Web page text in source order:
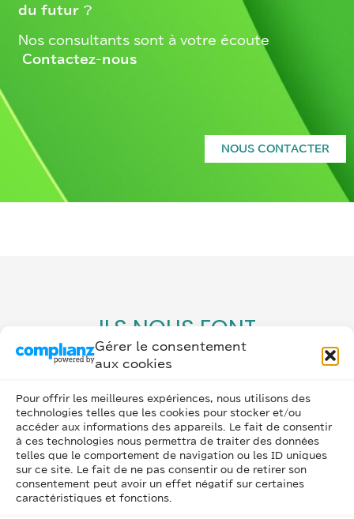
Gérer le consentement
aux cookies
Pour offrir les meilleures expériences, nous utilisons des
technologies telles que les cookies pour stocker et/ou
accéder aux informations des appareils. Le fait de consentir
à ces technologies nous permettra de traiter des données
telles que le comportement de navigation ou les ID uniques
sur ce site. Le fait de ne pas consentir ou de retirer son
consentement peut avoir un effet négatif sur certaines
caractéristiques et fonctions.
du futur?
Nos consultants sont à votre écoute –
Contactez-nous
NOUS CONTACTER
ILS NOUS FONT
CONFIANCE